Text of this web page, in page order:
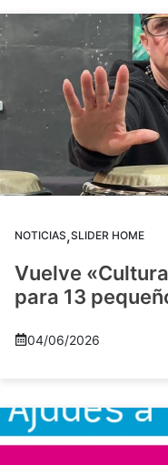
NOTICIAS,SLIDER HOME
Vuelve
para 13
04/06/2026